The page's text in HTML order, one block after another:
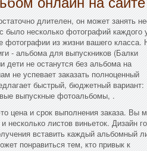
длителен, он может занять
несколько фотографий каждого
фотографии из жизни вашего класса.
- альбома для выпускников (Балки
не останутся без альбома на
не успевает заказать полноценный
быстрый, бюджетный вариант:
выпускные фотоальбомы, .
цена и срок выполнения заказа. Вы
несколько листов виньеток. Дизайн
вставить каждый альбомный
понравиться тем, кто привык к